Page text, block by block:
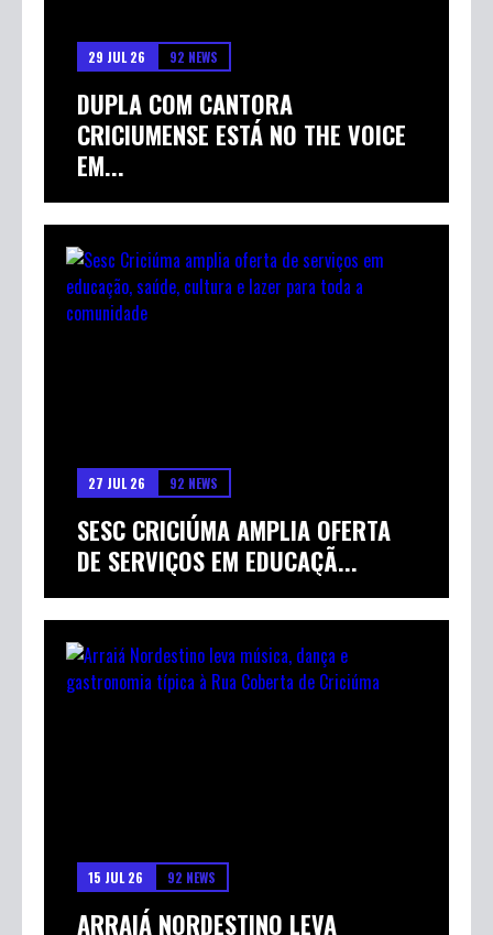
29 JUL 26 92 NEWS
DUPLA COM CANTORA
CRICIUMENSE ESTÁ NO THE VOICE
EM...
27 JUL 26 92 NEWS
SESC CRICIÚMA AMPLIA OFERTA
DE SERVIÇOS EM EDUCAÇÃ...
15 JUL 26 92 NEWS
ARRAIÁ NORDESTINO LEVA